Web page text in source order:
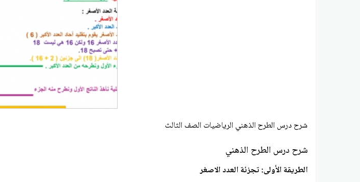
شرح درس الطرح الذهني الرياضيات الصف الثالث
شرح درس الطرح الذهني
الطريقة الأولى: تجزئة العدد الاصغر